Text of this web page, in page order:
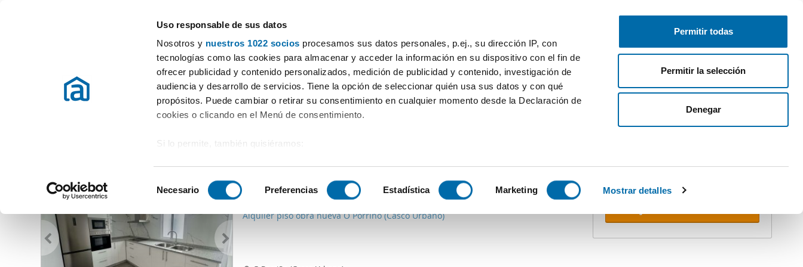
Uso responsable de sus datos
Nosotros y nuestros 1022 socios procesamos sus datos personales, p.ej., su dirección IP, con
tecnologías como las cookies para almacenar y acceder la información en su dispositivo con el fin de
ofrecer publicidad y contenido personalizados, medición de publicidad y contenido, investigación de
audiencia y desarrollo de servicios. Tiene la opción de seleccionar quién usa sus datos y con qué
propósitos. Puede cambiar o retirar su consentimiento en cualquier momento desde la Declaración de
cookies o clicando en el Menú de consentimiento.
Si lo permite, también quisiéramos:
Identificar su dispositivo analizándolo activamente para buscar características específicas (huellas
Obtenga más información sobre cómo se procesan sus datos personales y establezca sus
preferencias en la
en la Declaración de cookies.
e
c
Necesario Preferencias Estadística Marketing Mostrar detalles
Permitir todas
Permitir la selección
Denegar
Pubblica Inizia sessione
Prezzo Locali Più filtri - 1
Appartamenti in affito Pontevedra Affitto Appartamenti Arcade (Santiago)
Affitto Appartamenti Arcade (Santiago) (0 Immobili)
2 2 Loc. 1 Bagno
Alquiler piso obra nueva O Porriño (Casco Urbano)
Non perdere l'occasione. Ricevi nella